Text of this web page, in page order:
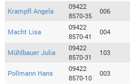
Krampfl Angela
09422
8570-35
006
Macht Lisa
09422
8570-41
004
Mühlbauer Julia
09422
8570-31
103
Pollmann Hans
09422
8570-10
003